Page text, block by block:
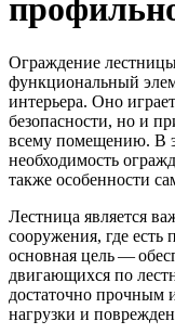
AISI
AISI
Ограждение
функциональный
интерьера. Оно
безопасности, но и
всему помещению. В
необходимость
также особенности
Лестница является
сооружения, где есть
основная цель —
двигающихся по
достаточно прочным
нагрузки и